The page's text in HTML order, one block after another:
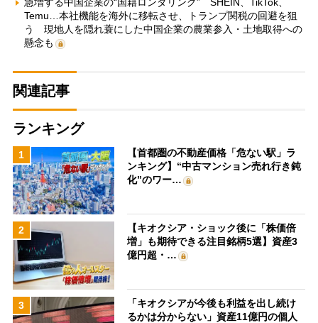
急増する中国企業の“国籍ロンダリング” SHEIN、TikTok、
Temu…本社機能を海外に移転させ、トランプ関税の回避を狙
う 現地人を隠れ蓑にした中国企業の農業参入・土地取得への
懸念も
関連記事
ランキング
1
【首都圏の不動産価格「危ない駅」ラ
ンキング】“中古マンション売れ行き鈍
化”のワー…
2
【キオクシア・ショック後に「株価倍
増」も期待できる注目銘柄5選】資産3
億円超・…
3
「キオクシアが今後も利益を出し続け
るかは分からない」資産11億円の個人